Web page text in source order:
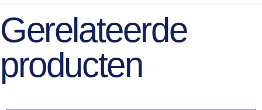
Gerelateerde
producten